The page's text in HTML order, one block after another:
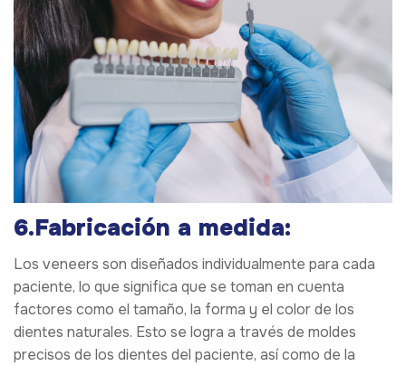
6.Fabricación a medida:
Los veneers son diseñados individualmente para cada
paciente, lo que significa que se toman en cuenta
factores como el tamaño, la forma y el color de los
dientes naturales. Esto se logra a través de moldes
precisos de los dientes del paciente, así como de la